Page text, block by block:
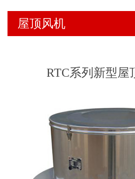
屋顶风机
RTC系列新型屋